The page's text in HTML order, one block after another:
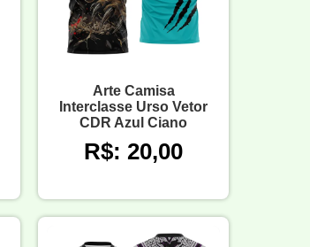
Arte Camisa
Interclasse Urso Vetor
CDR Azul Ciano
R$: 20,00